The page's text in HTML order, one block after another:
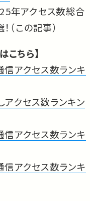
年アクセス数総合
（この記事）
こちら】
アクセス数ランキ
クセス数ランキン
アクセス数ランキ
アクセス数ランキ